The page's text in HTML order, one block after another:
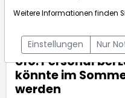
Ufo: Personal bei
könnte im
werden
Weitere Informationen finden
Einstellungen Nur